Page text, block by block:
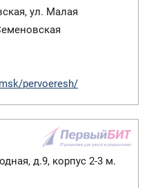
ул. Малая
pervoeresh/
д.9, корпус 2-3 м.